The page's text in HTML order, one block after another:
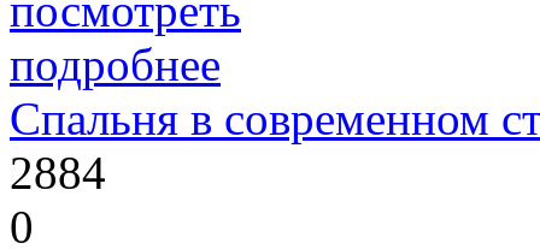
Спальня в современном
2884
0